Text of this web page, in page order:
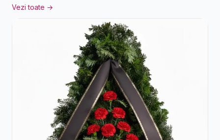
Vezi toate →